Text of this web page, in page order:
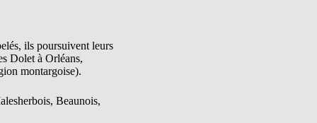
ils poursuivent leurs
Dolet à Orléans,
montargoise).
Beaunois,